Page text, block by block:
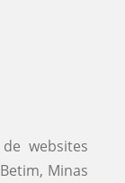
websites
Minas